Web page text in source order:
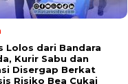
Lolos dari Bandara
Kurir Sabu dan
Disergap Berkat
Risiko Bea Cukai